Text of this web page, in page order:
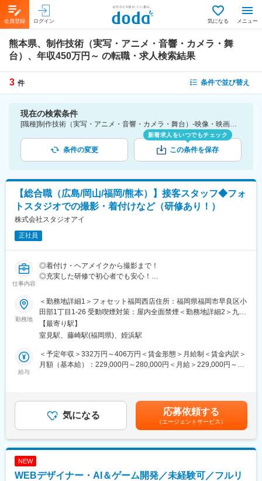
会員登録 ログイン 気になる メニュー
熊本県、制作技術（実写・アニメ・音響・カメラ・舞
台）、年収450万円～ の転職・求人検索結果
3 件 条件で並び替え
現在の検索条件
[職種]制作技術（実写・アニメ・音響・カメラ・舞台）-映像・映画・音響・イベント・芸能関連 [勤務地]熊本県 [年収]450万円～
条件の変更
新着求人をいつでもチェック
この条件を保存
【総合職（広島/岡山/福岡/熊本）】接客スタッフ◆フォ
トスタジオでの撮影・着付けなど（研修あり！）
株式会社スタジオアイ
正社員
仕事内容
◎着付け・ヘアメイクから撮影まで！
◎充実した研修で初心者でも安心！
■配属先
・地域限定職：九州エリア（福岡県・熊本県内）内異動のみ
・総合職：広島県・岡山県・福岡県・熊本県にて異動あり
■お仕事の流れ
（1）受付業務ご来店いただいたお客様を笑顔でお出迎え！撮影内
（3）カメラ撮影フォトグラファーのスタッフと一緒にスタジオ準
備しながら撮影を進めます。お子さんと一緒にお話しながら笑顔
ど嬉しいお言葉をいただくとやりがいを感じます。普段の業務に
勤務地
＜勤務地詳細1＞フォセット福岡西店住所：福岡県福岡市早良区小
田部1丁目1-26 受動喫煙対策：屋内全面禁煙＜勤務地詳細2＞九州
エリア（福岡県・熊本県内）住所：福岡県・熊本県のいずれかの
店舗 受動喫煙対策：屋内全面禁煙＜勤務地詳細3＞中国エリア
動喫煙対策：屋内全面禁煙変更の範囲：会社の定める事業所
【最寄り駅】
室見駅、藤崎駅(福岡県)、姪浜駅
給与
＜予定年収＞332万円～406万円＜賃金形態＞月給制＜賃金内訳＞
月額（基本給）：229,000円～280,000円＜月給＞229,000円～
金額であり、選考を通じて上下する可能性があります。月給(月額)
は固定手当を含めた表記です。
気になる 応募依頼する
（エージェントサービス）
NEW
WEBデザイナー・AI＆ゲーム開発／未経験可／フルリ